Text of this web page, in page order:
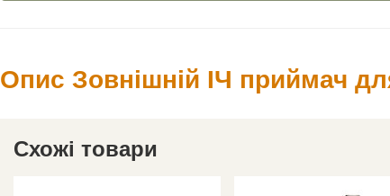
Опис Зовнішній ІЧ приймач
Схожі товари